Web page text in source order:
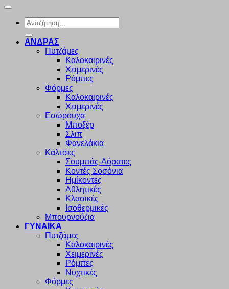
Αναζήτηση
για:
ΑΝΔΡΑΣ
Πυτζάμες
Καλοκαιρινές
Χειμερινές
Ρόμπες
Φόρμες
Καλοκαιρινές
Χειμερινές
Εσώρουχα
Μποξέρ
Σλιπ
Φανελάκια
Κάλτσες
Σουμπάς-Αόρατες
Κοντές Σοσόνια
Ημίκοντες
Αθλητικές
Κλασικές
Ισοθερμικές
Μπουρνούζια
ΓΥΝΑΙΚΑ
Πυτζάμες
Καλοκαιρινές
Χειμερινές
Ρόμπες
Νυχτικές
Φόρμες